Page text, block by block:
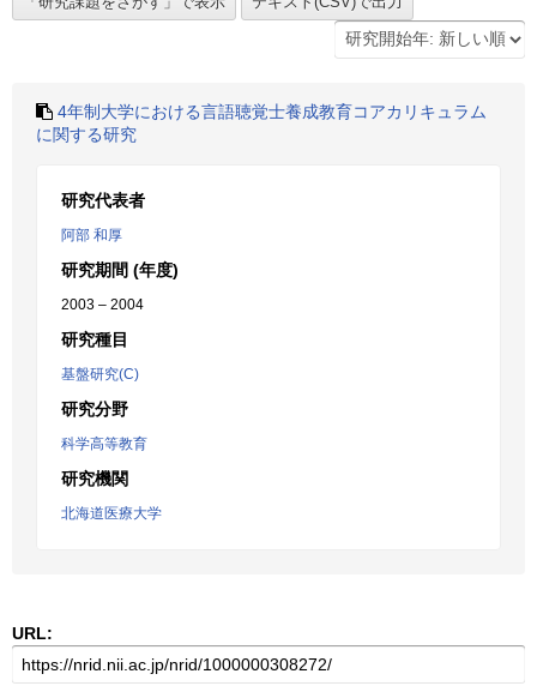
4年制大学における言語聴覚士養成教育コアカリキュラム
に関する研究
研究代表者
阿部 和厚
研究期間 (年度)
2003 – 2004
研究種目
基盤研究(C)
研究分野
科学高等教育
研究機関
北海道医療大学
URL: